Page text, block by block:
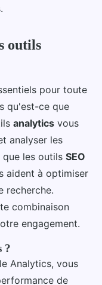
outils
pour toute
qu'est-ce que
analytics vous
analyser les
les outils SEO
aident à optimiser
recherche.
combinaison
engagement.
?
Analytics, vous
de